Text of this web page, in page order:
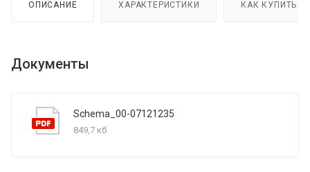
ОПИСАНИЕ ХАРАКТЕРИСТИКИ КАК КУПИТЬ
Документы
Schema_00-07121235
849,7 кб